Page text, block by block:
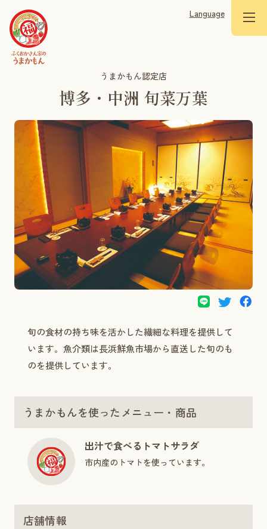
Language
うまかもん認定店
博多・中洲 旬菜万葉
旬の食材の持ち味を活かした繊細な料理を提供して
います。魚介類は長浜鮮魚市場から直送した旬のも
のを提供しています。
うまかもんを使ったメニュー・商品
出汁で食べるトマトサラダ
市内産のトマトを使っています。
店舗情報